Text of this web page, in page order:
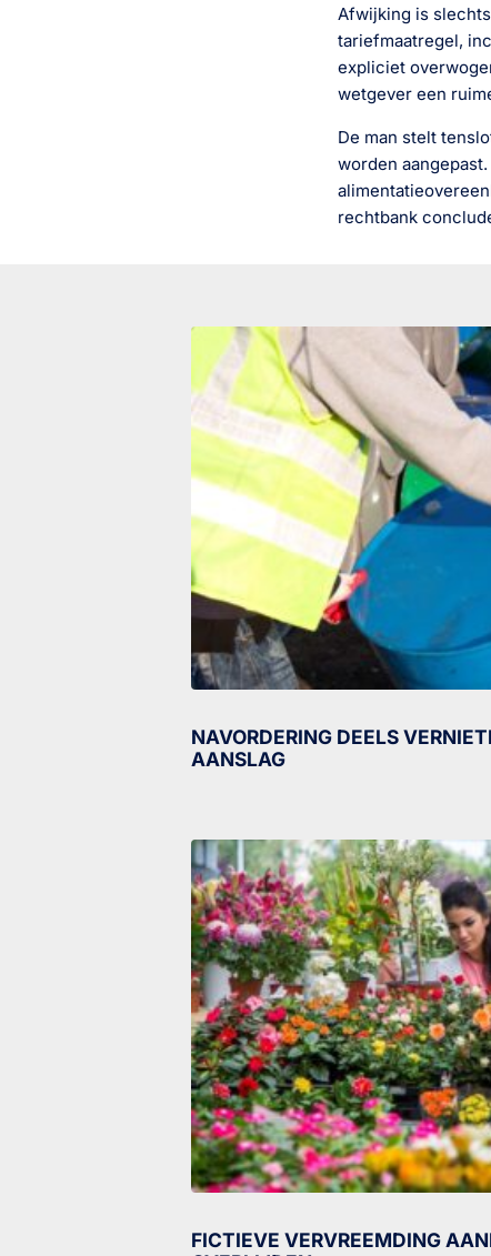
Afwijking is
tariefmaatregel,
expliciet
wetgever een
De man stelt
worden
rechtbank
NAVORDERING DEELS
AANSLAG
FICTIEVE VERVREEMDING